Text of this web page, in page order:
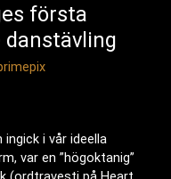
första
danstävling
i vår ideella
var en ”högoktanig”